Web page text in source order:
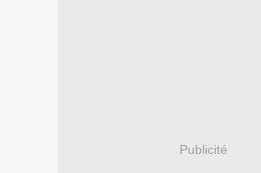
Publicité